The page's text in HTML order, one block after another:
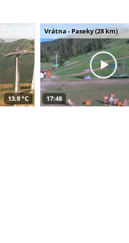
13,8 °C
Vrátna - Paseky (28 km)
17:48